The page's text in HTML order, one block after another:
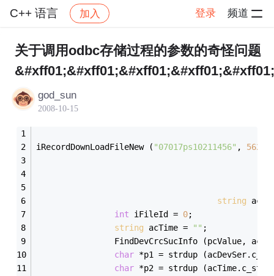
C++ 语言 加入 登录 频道
社区 C++ 语言 帖子详情
关于调用odbc存储过程的参数的奇怪问题
god_sun
2008-10-15
iRecordDownLoadFileNew ( "07017ps10211456" , 56239
string
int iFileId = 0;
string acTime = "" ;
FindDevCrcSucInfo (pcValue,
char *p1 = strdup
char *p2 = strdup